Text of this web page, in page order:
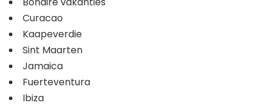
Curacao
Kaapeverdie
Sint Maarten
Jamaica
Fuerteventura
Ibiza